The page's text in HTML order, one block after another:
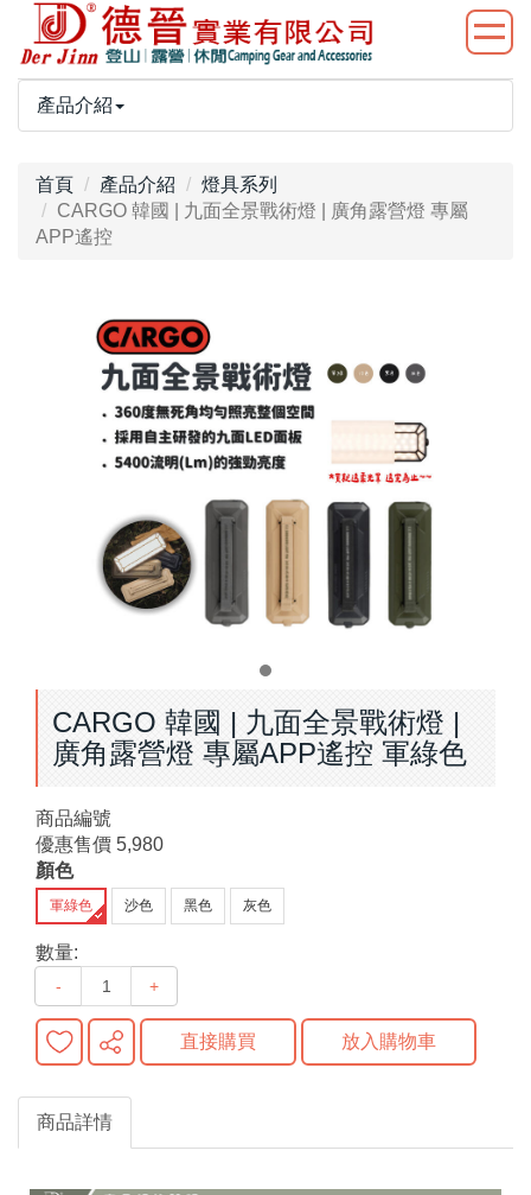
產品介紹
首頁 產品介紹
燈具系列
CARGO 韓國 | 九面全景戰術燈 | 廣角露營燈 專屬
APP遙控
CARGO 韓國 | 九面全景戰術燈 |
廣角露營燈 專屬APP遙控 軍綠色
商品編號
優惠售價 5,980
顏色
軍綠色 沙色 黑色 灰色
數量:
- +
直接購買 放入購物車
商品詳情